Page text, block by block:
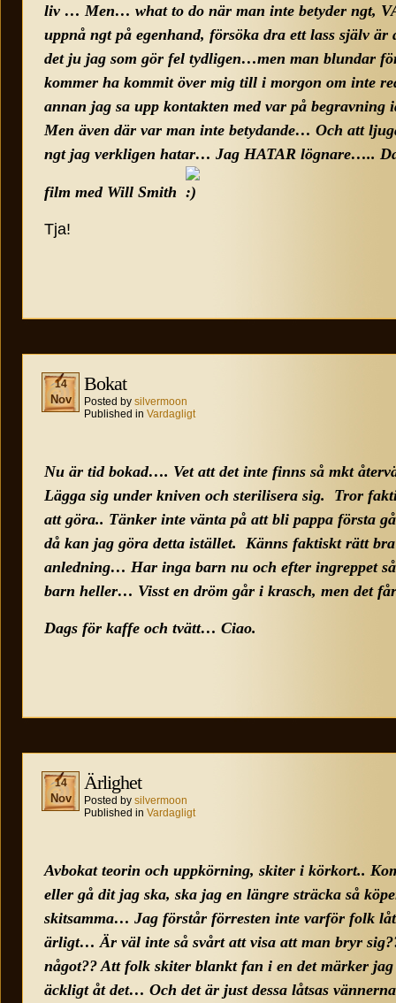
liv … Men… what to do när man inte betyder ngt,
uppnå ngt på egenhand, försöka dra ett lass själv
det ju jag som gör fel tydligen…men man blundar
kommer ha kommit över mig till i morgon om inte
annan jag sa upp kontakten med var på begravning
Men även där var man inte betydande… Och att
ngt jag verkligen hatar… Jag HATAR lögnare…..
film med Will Smith
Tja!
14
Nov
Bokat
Posted by silvermoon
Published in Vardagligt
Nu är tid bokad…. Vet att det inte finns så mkt
Lägga sig under kniven och sterilisera sig. Tror
att göra.. Tänker inte vänta på att bli pappa första
då kan jag göra detta istället. Känns faktiskt rätt
anledning… Har inga barn nu och efter ingreppet
barn heller… Visst en dröm går i krasch, men det
Dags för kaffe och tvätt… Ciao.
14
Nov
Ärlighet
Posted by silvermoon
Published in Vardagligt
Avbokat teorin och uppkörning, skiter i körkort..
eller gå dit jag ska, ska jag en längre sträcka så
skitsamma… Jag förstår förresten inte varför folk
ärligt… Är väl inte så svårt att visa att man bryr
något?? Att folk skiter blankt fan i en det märker
äckligt åt det… Och det är just dessa låtsas